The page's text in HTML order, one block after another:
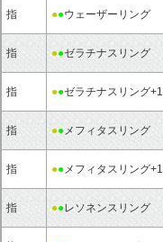
指 ●●ウェーザーリング
指 ●●ゼラチナスリング
指 ●●ゼラチナスリング+1
指 ●●メフィタスリング
指 ●●メフィタスリング+1
指 ●●レソネンスリング